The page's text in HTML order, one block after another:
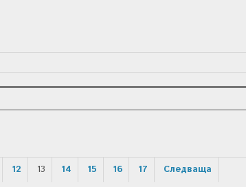
12 13 14 15 16 17
Следваща